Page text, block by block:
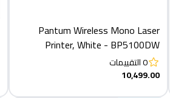
Pantum Wireless Mono Laser
Printer, White - BP5100DW
0التقييمات
10,499.00